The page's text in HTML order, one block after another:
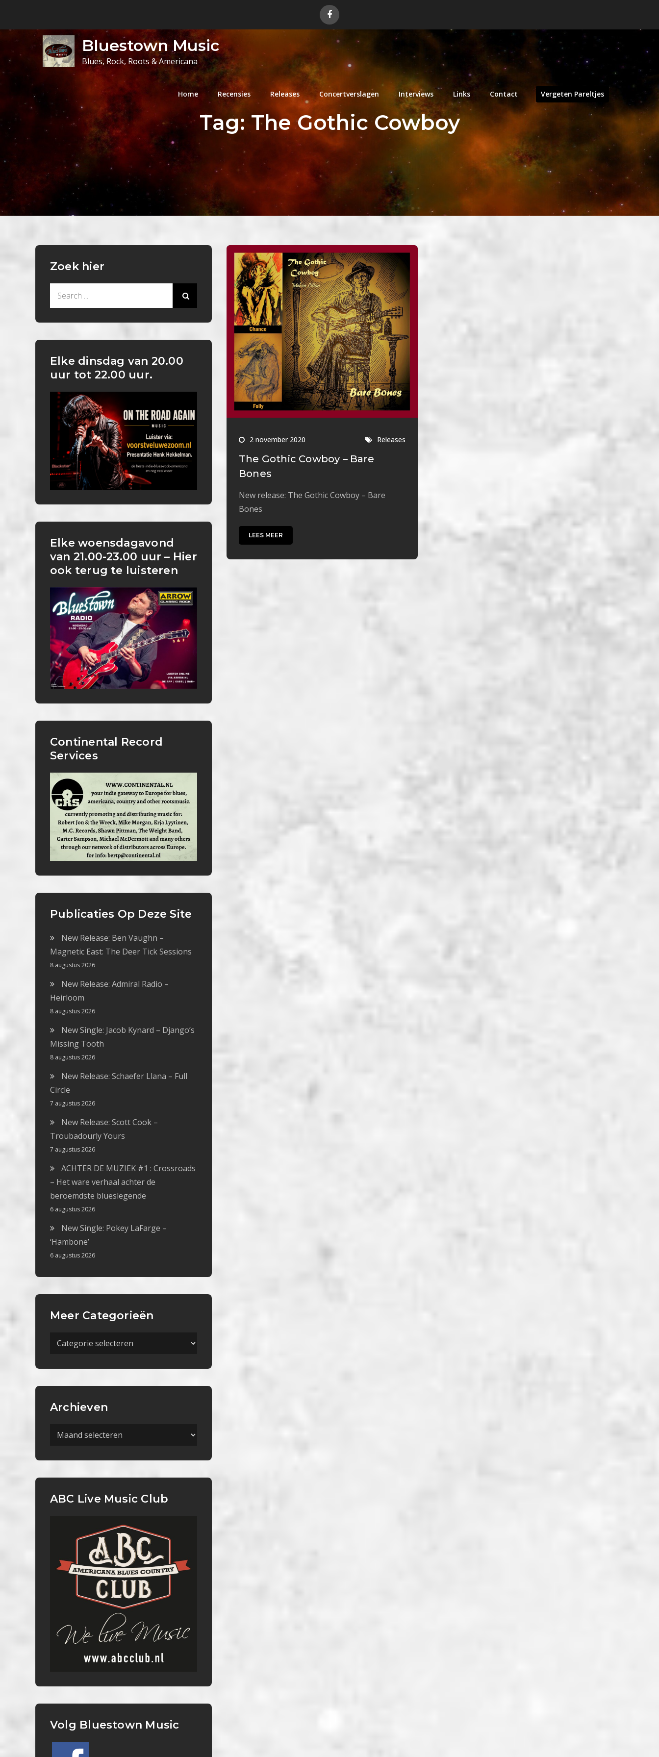
content
Bluestown Music
Blues, Rock, Roots & Americana
Home Recensies Releases Concertverslagen Interviews Links Contact Vergeten Pareltjes
Tag: The Gothic Cowboy
2 november 2020 Releases
The Gothic Cowboy – Bare
Bones
New release: The Gothic Cowboy – Bare
Bones
LEES MEER
Zoek hier
Elke dinsdag van 20.00
uur tot 22.00 uur.
Elke woensdagavond
van 21.00-23.00 uur – Hier
ook terug te luisteren
Continental Record
Services
Publicaties Op Deze Site
New Release: Ben Vaughn –
Magnetic East: The Deer Tick Sessions
8 augustus 2026
New Release: Admiral Radio –
Heirloom
8 augustus 2026
New Single: Jacob Kynard – Django’s
Missing Tooth
8 augustus 2026
New Release: Schaefer Llana – Full
Circle
7 augustus 2026
New Release: Scott Cook –
Troubadourly Yours
7 augustus 2026
ACHTER DE MUZIEK #1 : Crossroads
– Het ware verhaal achter de
beroemdste blueslegende
6 augustus 2026
New Single: Pokey LaFarge –
‘Hambone’
6 augustus 2026
Meer Categorieën
Meer
Archieven
Archieven
ABC Live Music Club
Volg Bluestown Music